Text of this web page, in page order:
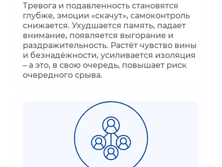
Тревога и подавленность становятся
глубже, эмоции «скачут», самоконтроль
снижается. Ухудшается память, падает
внимание, появляется выгорание и
раздражительность. Растёт чувство вины
и безнадёжности, усиливается изоляция
– а это, в свою очередь, повышает риск
очередного срыва.